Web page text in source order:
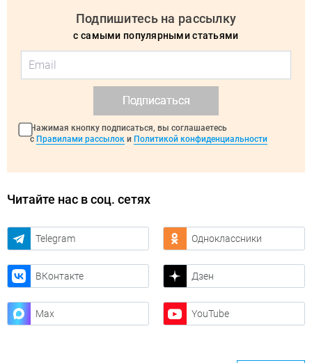
Подпишитесь на рассылку
с самыми популярными статьями
Подписаться
Нажимая кнопку подписаться, вы соглашаетесь
с Правилами рассылок и Политикой конфиденциальности
Читайте нас в соц. сетях
Telegram Одноклассники
ВКонтакте Дзен
Max YouTube